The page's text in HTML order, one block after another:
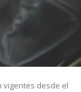
vigentes desde el